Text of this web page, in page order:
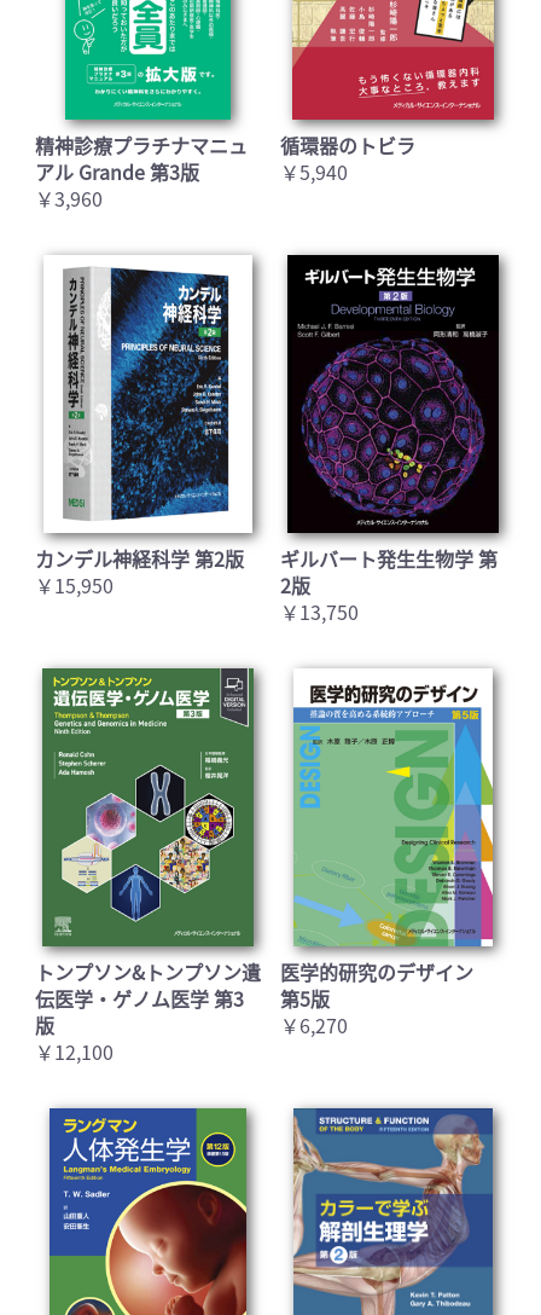
精神診療プラチナマニュ
アル Grande 第3版
￥3,960
循環器のトビラ
￥5,940
カンデル神経科学 第2版
￥15,950
ギルバート発生生物学 第
2版
￥13,750
トンプソン&トンプソン遺
伝医学・ゲノム医学 第3
版
￥12,100
医学的研究のデザイン
第5版
￥6,270